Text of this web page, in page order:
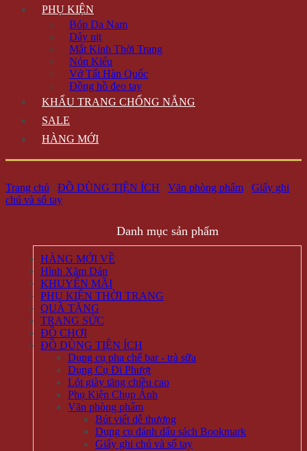
PHỤ KIỆN
Bóp Da Nam
Dây nịt
Mắt Kính Thời Trang
Nón Kiểu
Vớ Tất Hàn Quốc
Đồng hồ đeo tay
KHẨU TRANG CHỐNG NẮNG
SALE
HÀNG MỚI
Trang chủ / ĐỒ DÙNG TIỆN ÍCH / Văn phòng phẩm / Giấy ghi
chú và sổ tay
Danh mục sản phẩm
HÀNG MỚI VỀ
Hình Xăm Dán
KHUYẾN MÃI
PHỤ KIỆN THỜI TRANG
QUÀ TẶNG
TRANG SỨC
ĐỒ CHƠI
ĐỒ DÙNG TIỆN ÍCH
Dụng cụ pha chế bar - trà sữa
Dụng Cụ Đi Phượt
Lót giày tăng chiều cao
Phụ Kiện Chụp Ảnh
Văn phòng phẩm
Bút viết dễ thương
Dụng cụ đánh dấu sách Bookmark
Giấy ghi chú và sổ tay